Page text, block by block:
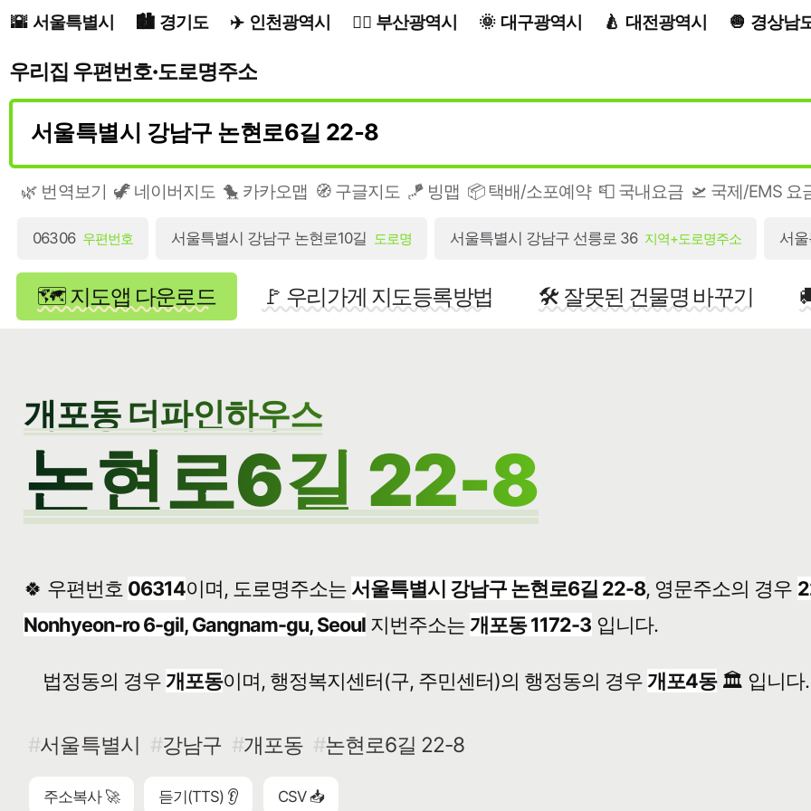
서울특별시 경기도 인천광역시 부산광역시 대구광역시 대전광역시 경상남
우리집 우편번호·도로명주소
🌿 번역보기 🦖 네이버지도 🐤 카카오맵 🧭 구글지도 🪁 빙맵 📦 택배/소포예약 📮 국내요금 🛫 국제/EMS 요
06306 우편번호 서울특별시 강남구 논현로10길 도로명 서울특별시 강남구 선릉로 36 지역+도로명주소 서
🗺️ 지도앱 다운로드 🚩 우리가게 지도등록방법 🛠️ 잘못된 건물명 바꾸기
개포동 더파인하우스
논현로6길 22-8
🍀 우편번호 06314이며, 도로명주소는 서울특별시 강남구 논현로6길 22-8, 영문주소의 경우
Nonhyeon-ro 6-gil, Gangnam-gu, Seoul 지번주소는개포동 1172-3 입니다.
법정동의 경우개포동이며, 행정복지센터(구, 주민센터)의 행정동의 경우개포4동🏛️ 입니다.
서울특별시 강남구 개포동 논현로6길 22-8
주소복사 🚀 듣기(TTS) 👂 CSV 📥